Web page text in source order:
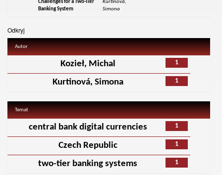
Challenges for a Two-Tier
Banking System
Kurtinová,
Simona
Odkryj
Autor
1
Kozieł, Michal
1
Kurtinová, Simona
Temat
1
central bank digital currencies
1
Czech Republic
1
two-tier banking systems